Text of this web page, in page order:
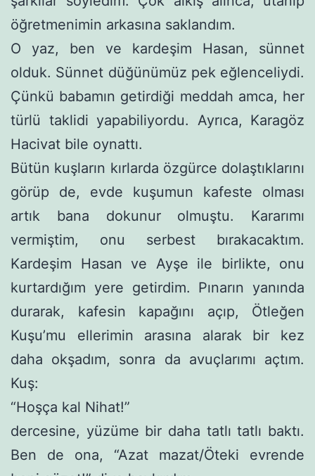
öğretmenimin arkasına saklan­dım.
O yaz, ben ve kardeşim Hasan, sünnet
olduk. Sünnet düğü­nümüz pek eğlenceliydi.
Çünkü babamın getirdiği meddah amca, her
türlü taklidi yapabiliyordu. Ayrıca, Karagöz
Hacivat bile oy­nattı.
Bütün kuşların kırlarda özgürce dolaştıklarını
görüp de, ev­de kuşumun kafeste olması
artık bana dokunur olmuştu. Kararımı
vermiştim, onu serbest bırakacaktım.
Kardeşim Hasan ve Ayşe ile birlikte, onu
kurtardığım yere getirdim. Pınarın yanında
durarak, kafesin kapağını açıp, Ötleğen
Kuşu’mu ellerimin arasına alarak bir kez
daha okşadım, sonra da avuçlarımı açtım.
Kuş:
“Hoşça kal Nihat!”
dercesine, yüzüme bir daha tatlı tatlı baktı.
Ben de ona, “Azat mazat/Öteki evrende